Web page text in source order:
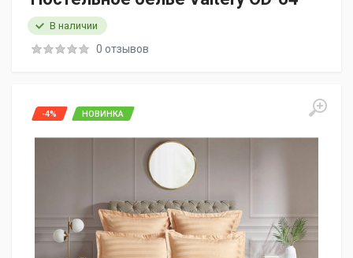
-4% НОВИНКА
0 отзывов
В наличии